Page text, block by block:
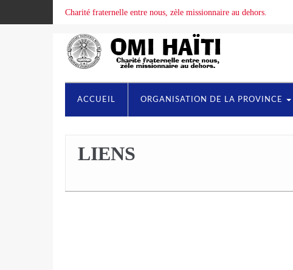
Charité fraternelle entre nous, zèle missionnaire au dehors.
ACCUEIL ORGANISATION DE LA PROVINCE
LIENS